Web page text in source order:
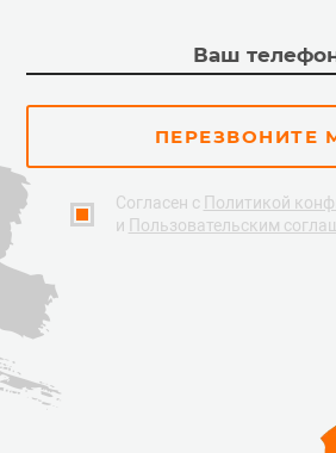
ПЕРЕЗВОНИТЕ
Согласен с Политикой
и Пользовательским